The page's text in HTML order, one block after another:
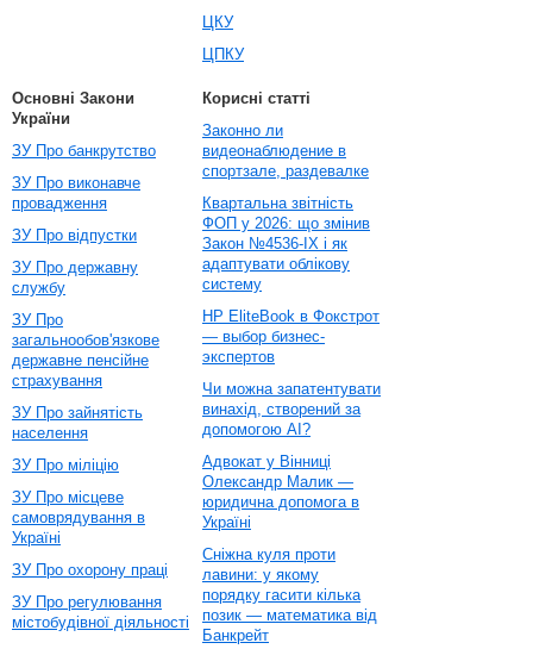
ЦКУ
ЦПКУ
Основні Закони
України
ЗУ Про банкрутство
ЗУ Про виконавче
провадження
ЗУ Про відпустки
ЗУ Про державну
службу
ЗУ Про
загальнообов'язкове
державне пенсійне
страхування
ЗУ Про зайнятість
населення
ЗУ Про міліцію
ЗУ Про місцеве
самоврядування в
Україні
ЗУ Про охорону праці
ЗУ Про регулювання
містобудівної діяльності
Корисні статті
Законно ли
видеонаблюдение в
спортзале, раздевалке
Квартальна звітність
ФОП у 2026: що змінив
Закон №4536-IX і як
адаптувати облікову
систему
HP EliteBook в Фокстрот
— выбор бизнес-
экспертов
Чи можна запатентувати
винахід, створений за
допомогою AI?
Адвокат у Вінниці
Олександр Малик —
юридична допомога в
Україні
Сніжна куля проти
лавини: у якому
порядку гасити кілька
позик — математика від
Банкрейт